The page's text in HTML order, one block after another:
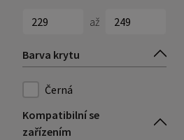
až
Barva krytu
Černá
Kompatibilní se
zařízením